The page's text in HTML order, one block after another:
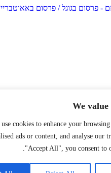
We
use cookies to enhance your
ads or content, and analyse
"Accept All", you consent to
- פרסום בגוגל / פרסום